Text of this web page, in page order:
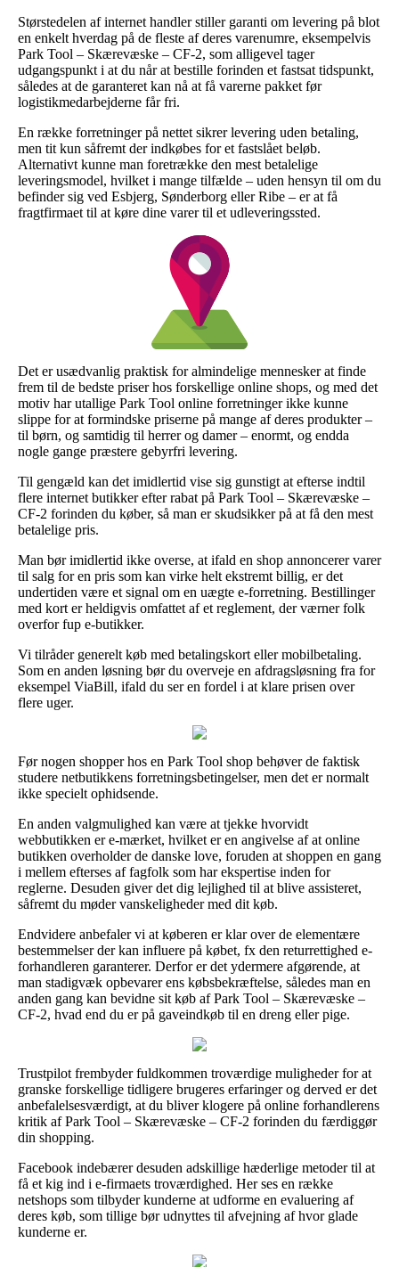
Størstedelen af internet handler stiller garanti om levering på blot
en enkelt hverdag på de fleste af deres varenumre, eksempelvis
Park Tool – Skærevæske – CF-2, som alligevel tager
udgangspunkt i at du når at bestille forinden et fastsat tidspunkt,
således at de garanteret kan nå at få varerne pakket før
logistikmedarbejderne får fri.
En række forretninger på nettet sikrer levering uden betaling,
men tit kun såfremt der indkøbes for et fastslået beløb.
Alternativt kunne man foretrække den mest betalelige
leveringsmodel, hvilket i mange tilfælde – uden hensyn til om du
befinder sig ved Esbjerg, Sønderborg eller Ribe – er at få
fragtfirmaet til at køre dine varer til et udleveringssted.
Det er usædvanlig praktisk for almindelige mennesker at finde
frem til de bedste priser hos forskellige online shops, og med det
motiv har utallige Park Tool online forretninger ikke kunne
slippe for at formindske priserne på mange af deres produkter –
til børn, og samtidig til herrer og damer – enormt, og endda
nogle gange præstere gebyrfri levering.
Til gengæld kan det imidlertid vise sig gunstigt at efterse indtil
flere internet butikker efter rabat på Park Tool – Skærevæske –
CF-2 forinden du køber, så man er skudsikker på at få den mest
betalelige pris.
Man bør imidlertid ikke overse, at ifald en shop annoncerer varer
til salg for en pris som kan virke helt ekstremt billig, er det
undertiden være et signal om en uægte e-forretning. Bestillinger
med kort er heldigvis omfattet af et reglement, der værner folk
overfor fup e-butikker.
Vi tilråder generelt køb med betalingskort eller mobilbetaling.
Som en anden løsning bør du overveje en afdragsløsning fra for
eksempel ViaBill, ifald du ser en fordel i at klare prisen over
flere uger.
Før nogen shopper hos en Park Tool shop behøver de faktisk
studere netbutikkens forretningsbetingelser, men det er normalt
ikke specielt ophidsende.
En anden valgmulighed kan være at tjekke hvorvidt
webbutikken er e-mærket, hvilket er en angivelse af at online
butikken overholder de danske love, foruden at shoppen en gang
i mellem efterses af fagfolk som har ekspertise inden for
reglerne. Desuden giver det dig lejlighed til at blive assisteret,
såfremt du møder vanskeligheder med dit køb.
Endvidere anbefaler vi at køberen er klar over de elementære
bestemmelser der kan influere på købet, fx den returrettighed e-
forhandleren garanterer. Derfor er det ydermere afgørende, at
man stadigvæk opbevarer ens købsbekræftelse, således man en
anden gang kan bevidne sit køb af Park Tool – Skærevæske –
CF-2, hvad end du er på gaveindkøb til en dreng eller pige.
Trustpilot frembyder fuldkommen troværdige muligheder for at
granske forskellige tidligere brugeres erfaringer og derved er det
anbefalelsesværdigt, at du bliver klogere på online forhandlerens
kritik af Park Tool – Skærevæske – CF-2 forinden du færdiggør
din shopping.
Facebook indebærer desuden adskillige hæderlige metoder til at
få et kig ind i e-firmaets troværdighed. Her ses en række
netshops som tilbyder kunderne at udforme en evaluering af
deres køb, som tillige bør udnyttes til afvejning af hvor glade
kunderne er.